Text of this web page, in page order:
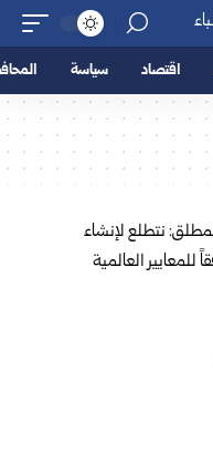
اقتصاد سياسة